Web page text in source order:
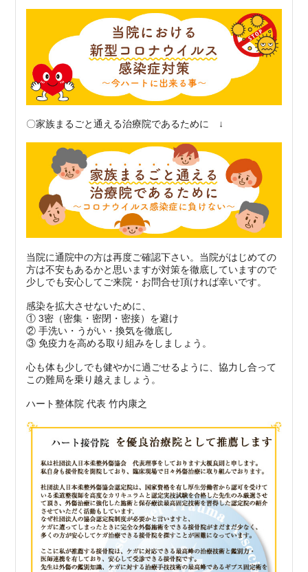
〇家族まるごと通える治療院であるために ↓
当院に通院中の方は再度ご確認下さい。当院がはじめての
方は不安もあるかと思いますが対策を徹底していますので
少しでも安心してご来院・お問合せ頂ければ幸いです。
感染を拡大させないために、
① 3密（密集・密閉・密接）を避け
② 手洗い・うがい・換気を徹底し
③ 免疫力を高める取り組みをしましょう。
心も体も少しでも健やかに過ごせるように、協力し合って
この難局を乗り越えましょう。
ハート整体院 代表 竹内康之